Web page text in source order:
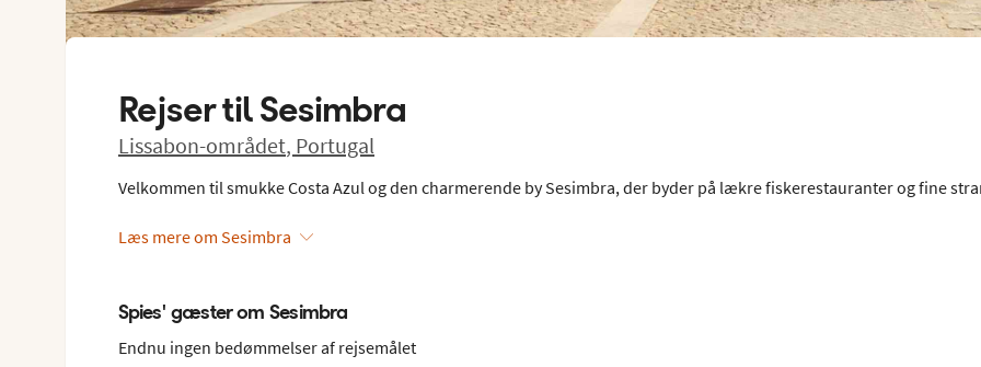
Rejser tilSesimbra
Lissabon-området, Portugal
Velkommen til smukke Costa Azul og den charmerende by Sesimbra, der byder på lækre fiskerestauranter og fine
Læs mere om Sesimbra
Spies' gæster om Sesimbra
Endnu ingen bedømmelser af rejsemålet